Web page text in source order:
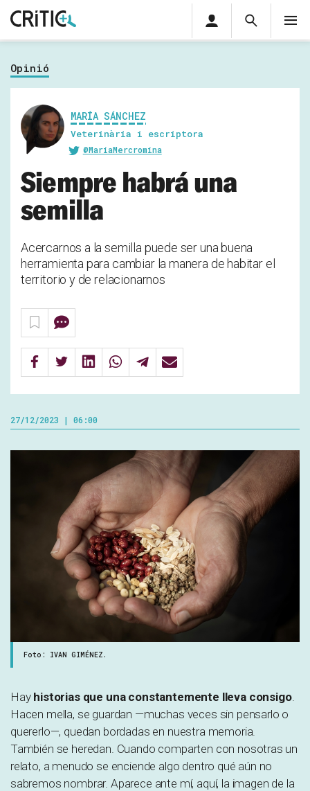
Cerca
Cerca
privada
Inicia sessió
Opinió
MARÍA SÁNCHEZ
Veterinària i escriptora
@MariaMercromina
Siempre habrá una
semilla
Acercarnos a la semilla puede ser una buena
herramienta para cambiar la manera de habitar el
territorio y de relacionarnos
27/12/2023 | 06:00
Foto: IVAN GIMÉNEZ.
Hay historias que una constantemente lleva consigo.
Hacen mella, se guardan —muchas veces sin pensarlo o
quererlo—, quedan bordadas en nuestra memoria.
También se heredan. Cuando comparten con nosotras un
relato, a menudo se enciende algo dentro qué aún no
sabremos nombrar. Aparece ante mí, aquí, la imagen de la